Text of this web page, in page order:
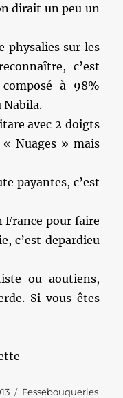
dirait un peu un
physalies sur les
c’est
à 98%
Nabila.
avec 2 doigts
« Nuages » mais
payantes, c’est
pour faire
c’est depardieu
ou aoutiens,
Si vous êtes
Catégories
Fessebouqueries